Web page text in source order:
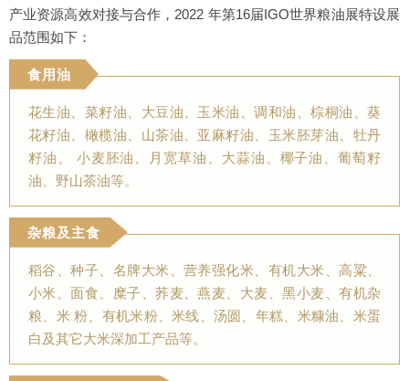
产业资源高效对接与合作，2022 年第16届IGO世界粮油展特设展
品范围如下：
食用油
花生油、菜籽油、大豆油、玉米油、调和油、棕桐油、葵
花籽油、橄榄油、山茶油、亚麻籽油、玉米胚芽油、牡丹
籽油、 小麦胚油、月宽草油、大蒜油、椰子油、葡萄籽
油、野山茶油等。
杂粮及主食
稻谷、种子、名牌大米、营养强化米、有机大米、高粱、
小米、面食、糜子、荞麦、燕麦、大麦、黑小麦、有机杂
粮、米 粉、有机米粉、米线、汤圆、年糕、米糠油、米蛋
白及其它大米深加工产品等。